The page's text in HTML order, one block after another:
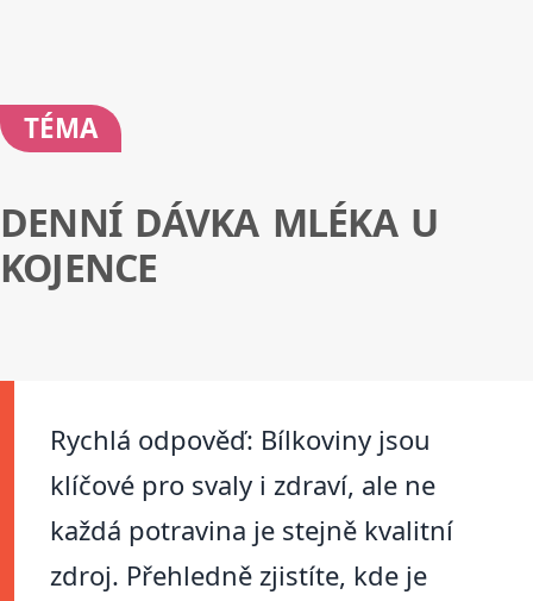
TÉMA
DENNÍ DÁVKA MLÉKA U
KOJENCE
Rychlá odpověď: Bílkoviny jsou
klíčové pro svaly i zdraví, ale ne
každá potravina je stejně kvalitní
zdroj. Přehledně zjistíte, kde je